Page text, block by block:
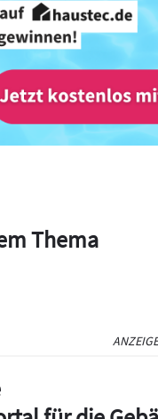
Thema
ANZEIGE